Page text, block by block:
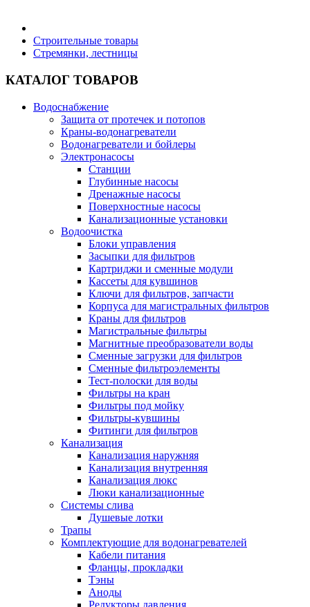
Хозяйственные товары
Строительные товары
Все для бани
Полезные статьи
Новости и Акции
Оплата и доставка
Сервис-центр
Адреса Сервис-центров
Обмен и возврат товара
Строительные товары
Стремянки, лестницы
КАТАЛОГ ТОВАРОВ
Водоснабжение
Защита от протечек и потопов
Краны-водонагреватели
Водонагреватели и бойлеры
Электронасосы
Станции
Глубинные насосы
Дренажные насосы
Поверхностные насосы
Канализационные установки
Водоочистка
Блоки управления
Засыпки для фильтров
Картриджи и сменные модули
Кассеты для кувшинов
Ключи для фильтров, запчасти
Корпуса для магистральных фильтров
Краны для фильтров
Магистральные фильтры
Магнитные преобразователи воды
Сменные загрузки для фильтров
Сменные фильтроэлементы
Тест-полоски для воды
Фильтры на кран
Фильтры под мойку
Фильтры-кувшины
Фитинги для фильтров
Канализация
Канализация наружняя
Канализация внутренняя
Канализация люкс
Люки канализационные
Системы слива
Душевые лотки
Трапы
Комплектующие для водонагревателей
Кабели питания
Фланцы, прокладки
Тэны
Аноды
Редукторы давления